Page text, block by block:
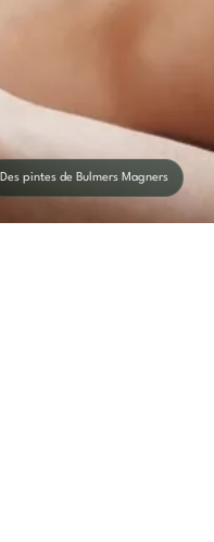
Des pintes de Bulmers Magners